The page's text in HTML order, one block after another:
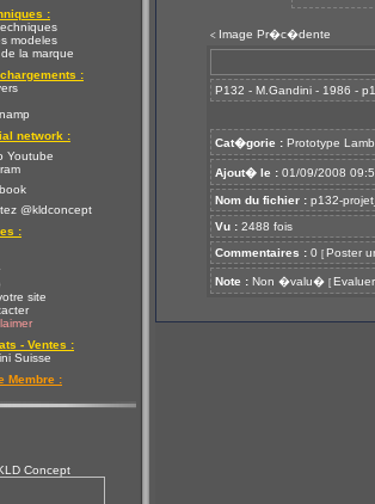
:
modeles
la marque
:
network :
Youtube
@kldconcept
:
site
- Ventes :
Suisse
Membre :
Concept
< Image Pr�c�dente
P132 - M.Gandini - 1986 -
Cat�gorie : Prototype
Ajout� le : 01/09/2008
Nom du fichier : p132-
Vu : 2488 fois
Commentaires : 0 [ Poster
Note : Non �valu� [ Evaluer